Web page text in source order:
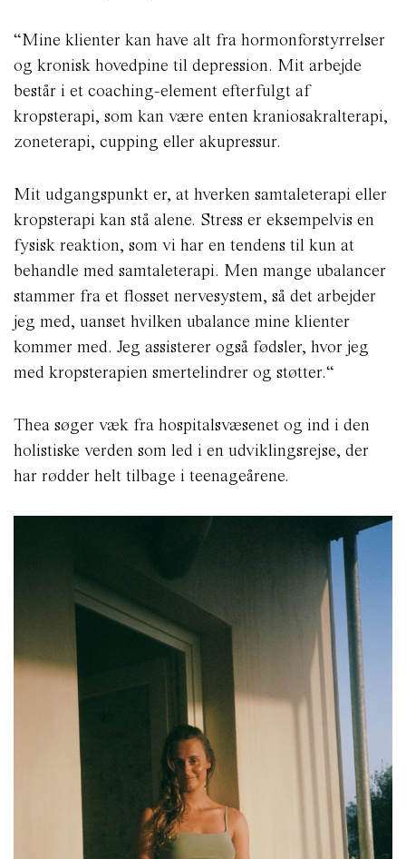
“Mine klienter kan have alt fra hormonforstyrrelser
og kronisk hovedpine til depression. Mit arbejde
består i et coaching-element efterfulgt af
kropsterapi, som kan være enten kraniosakralterapi,
zoneterapi, cupping eller akupressur.
Mit udgangspunkt er, at hverken samtaleterapi eller
kropsterapi kan stå alene. Stress er eksempelvis en
fysisk reaktion, som vi har en tendens til kun at
behandle med samtaleterapi. Men mange ubalancer
stammer fra et flosset nervesystem, så det arbejder
jeg med, uanset hvilken ubalance mine klienter
kommer med. Jeg assisterer også fødsler, hvor jeg
med kropsterapien smertelindrer og støtter.“
Thea søger væk fra hospitalsvæsenet og ind i den
holistiske verden som led i en udviklingsrejse, der
har rødder helt tilbage i teenageårene.